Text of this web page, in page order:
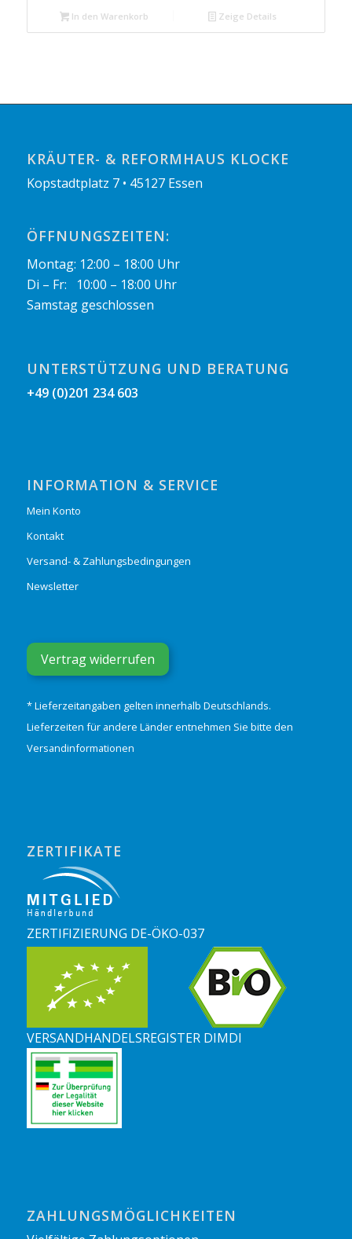
In den Warenkorb Zeige Details
KRÄUTER- & REFORMHAUS KLOCKE
Kopstadtplatz 7 • 45127 Essen
ÖFFNUNGSZEITEN:
Montag: 12:00 – 18:00 Uhr
Di – Fr: 10:00 – 18:00 Uhr
Samstag geschlossen
UNTERSTÜTZUNG UND BERATUNG
+49 (0)201 234 603
INFORMATION & SERVICE
Mein Konto
Kontakt
Versand- & Zahlungsbedingungen
Newsletter
Vertrag widerrufen
* Lieferzeitangaben gelten innerhalb Deutschlands.
Lieferzeiten für andere Länder entnehmen Sie bitte den
Versandinformationen
ZERTIFIKATE
ZERTIFIZIERUNG DE-ÖKO-037
VERSANDHANDELSREGISTER DIMDI
ZAHLUNGSMÖGLICHKEITEN